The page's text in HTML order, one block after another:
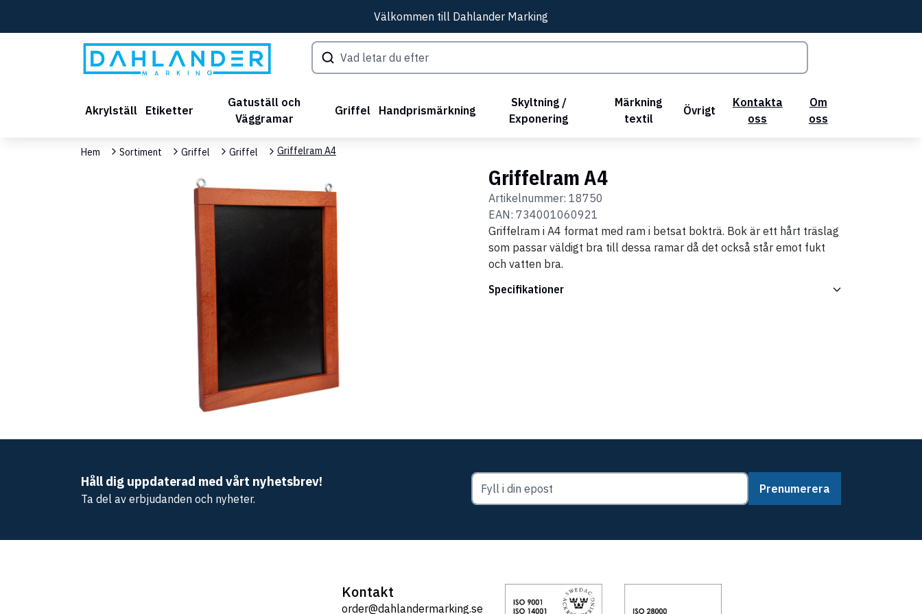
Välkommen till Dahlander Marking
Akrylställ Etiketter
Gatuställ och
Väggramar
Griffel Handprismärkning
Skyltning /
Exponering
Märkning
textil
Övrigt
Kontakta
oss
Om
oss
Hem Sortiment Griffel Griffel Griffelram A4
Griffelram A4
Artikelnummer: 18750
EAN: 734001060921
Griffelram i A4 format med ram i betsat bokträ. Bok är ett hårt träslag
som passar väldigt bra till dessa ramar då det också står emot fukt
och vatten bra.
Specifikationer
Håll dig uppdaterad med vårt nyhetsbrev!
Ta del av erbjudanden och nyheter.
Prenumerera
Kontakt
order@dahlandermarking.se